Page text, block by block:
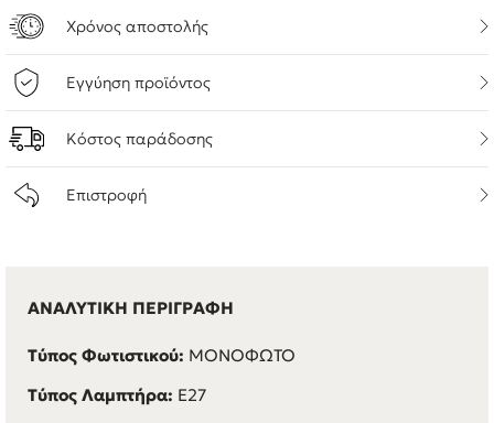
Χρόνος αποστολής
Εγγύηση προϊόντος
Κόστος παράδοσης
Επιστροφή
ΑΝΑΛΥΤΙΚΗ ΠΕΡΙΓΡΑΦΗ
Τύπος Φωτιστικού: ΜΟΝΟΦΩΤΟ
Τύπος Λαμπτήρα: E27